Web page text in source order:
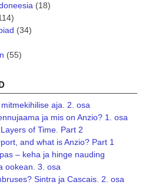
(18)
(34)
(55)
aja. 2. osa
ja mis on Anzio? 1. osa
of Time. Part 2
and what is Anzio? Part 1
– keha ja hinge nauding
ookean. 3. osa
Sintra ja Cascais. 2. osa